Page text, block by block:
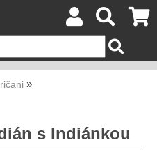
s Indiánkou